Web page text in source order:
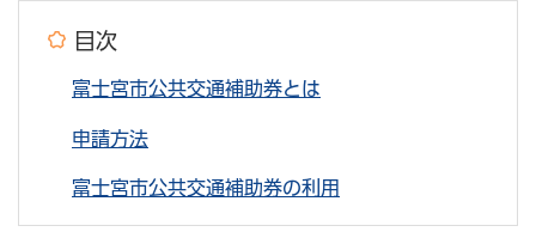
目次
富士宮市公共交通補助券とは
申請方法
富士宮市公共交通補助券の利用